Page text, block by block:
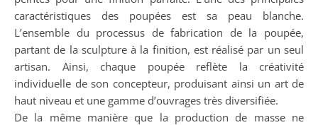
caractéristiques des poupées est sa peau blanche.
L’ensemble du processus de fabrication de la poupée,
partant de la sculpture à la finition, est réalisé par un seul
artisan. Ainsi, chaque poupée reflète la créativité
individuelle de son concepteur, produisant ainsi un art de
haut niveau et une gamme d’ouvrages très diversifiée.
De la même manière que la production de masse ne